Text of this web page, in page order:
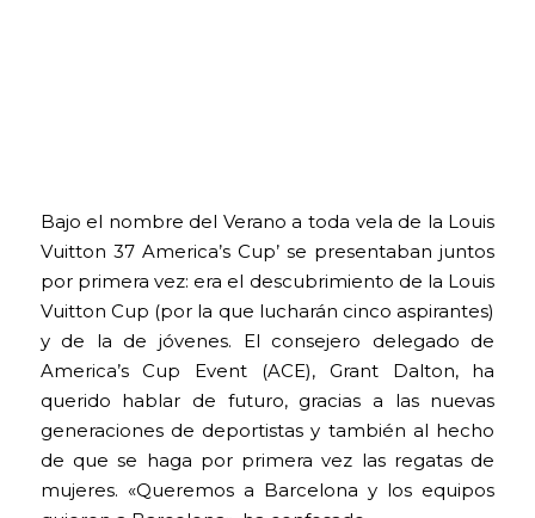
Bajo el nombre del Verano a toda vela de la Louis
Vuitton 37 America’s Cup’ se presentaban juntos
por primera vez: era el descubrimiento de la Louis
Vuitton Cup (por la que lucharán cinco aspirantes)
y de la de jóvenes. El consejero delegado de
America’s Cup Event (ACE), Grant Dalton, ha
querido hablar de futuro, gracias a las nuevas
generaciones de deportistas y también al hecho
de que se haga por primera vez las regatas de
mujeres. «Queremos a Barcelona y los equipos